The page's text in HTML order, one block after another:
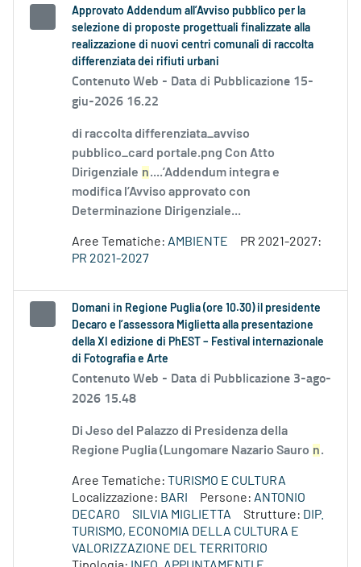
Approvato Addendum all’Avviso pubblico per la
selezione di proposte progettuali finalizzate alla
realizzazione di nuovi centri comunali di raccolta
differenziata dei rifiuti urbani
Contenuto Web - Data di Pubblicazione 15-
giu-2026 16.22
di raccolta differenziata_avviso
pubblico_card portale.png Con Atto
Dirigenziale n....’Addendum integra e
modifica l’Avviso approvato con
Determinazione Dirigenziale...
Aree Tematiche: AMBIENTE
PR 2021-2027:
PR 2021-2027
Domani in Regione Puglia (ore 10.30) il presidente
Decaro e l’assessora Miglietta alla presentazione
della XI edizione di PhEST – Festival internazionale
di Fotografia e Arte
Contenuto Web - Data di Pubblicazione 3-ago-
2026 15.48
Di Jeso del Palazzo di Presidenza della
Regione Puglia (Lungomare Nazario Sauro n.
Aree Tematiche: TURISMO E CULTURA
Localizzazione: BARI Persone: ANTONIO
DECARO
SILVIA MIGLIETTA Strutture: DIP.
TURISMO, ECONOMIA DELLA CULTURA E
VALORIZZAZIONE DEL TERRITORIO